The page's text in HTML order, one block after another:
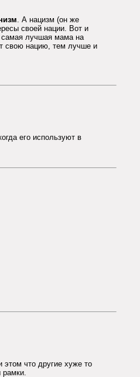
. А нацизм (он же
своей нации. Вот и
самая лучшая мама на
свою нацию, тем лучше и
его используют в
что другие хуже то